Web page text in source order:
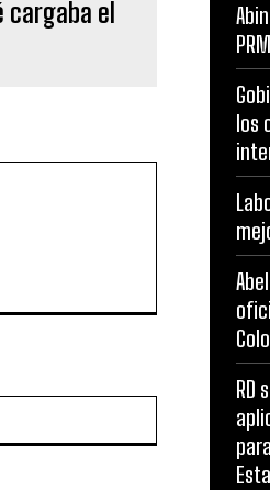
cargaba el
los
RD